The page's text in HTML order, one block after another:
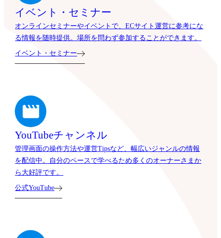
イベント・セミナー
オンラインセミナーやイベントで、ECサイト運営に参考にな
る情報を随時提供。場所を問わず参加することができます。
イベント・セミナー
YouTubeチャンネル
管理画面の操作方法や運営Tipsなど、幅広いジャンルの情報
を配信中。自分のペースで学べるため多くのオーナーさまか
ら大好評です。
公式YouTube